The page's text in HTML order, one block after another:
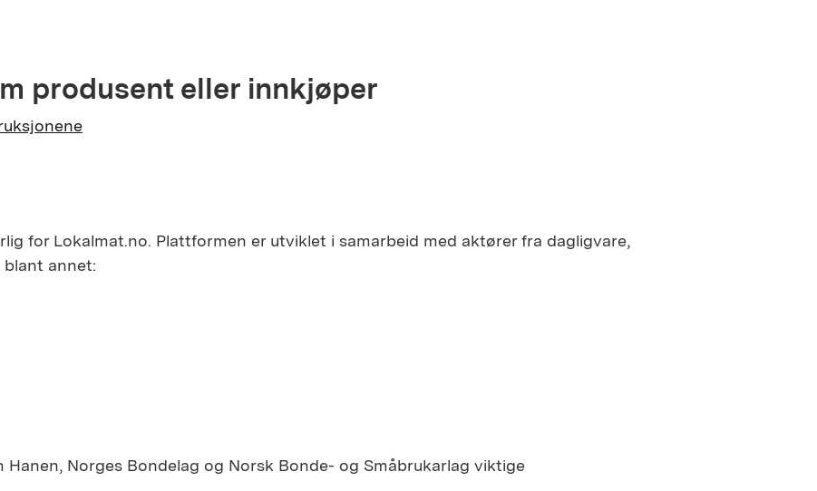
produsent eller innkjøper
for Lokalmat.no. Plattformen er utviklet i samarbeid med aktører fra dagligvare,
annet:
Hanen, Norges Bondelag og Norsk Bonde- og Småbrukarlag viktige